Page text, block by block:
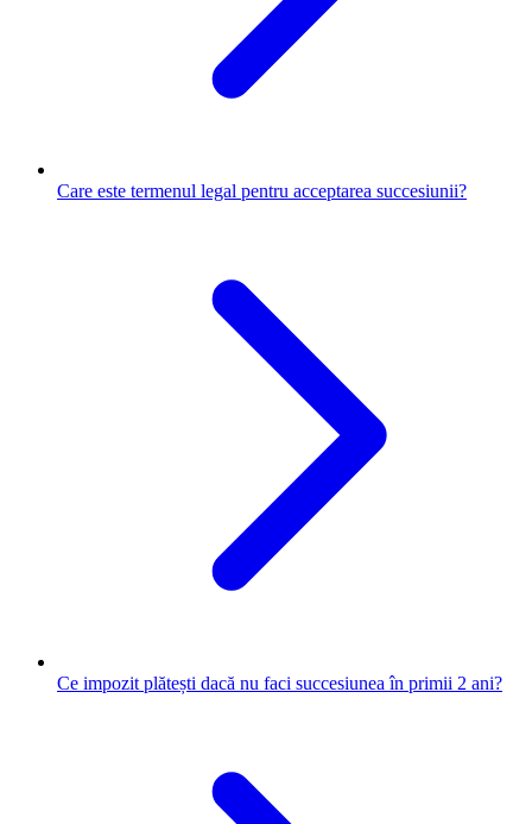
Care este termenul legal pentru acceptarea succesiunii?
Ce impozit plătești dacă nu faci succesiunea în primii 2 ani?